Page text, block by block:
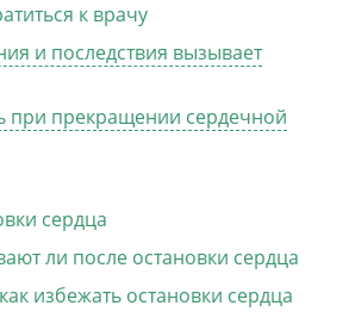
к врачу
и последствия вызывает
прекращении сердечной
сердца
ли после остановки сердца
избежать остановки сердца